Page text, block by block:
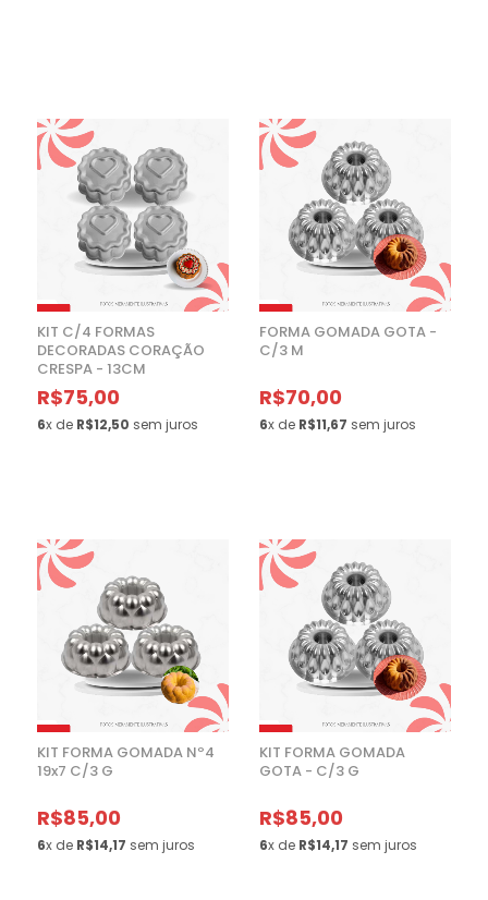
KIT C/4 FORMAS
DECORADAS CORAÇÃO
CRESPA - 13CM
R$75,00
6x de R$12,50 sem juros
FORMA GOMADA GOTA -
C/3 M
R$70,00
6x de R$11,67 sem juros
KIT FORMA GOMADA Nº4
19x7 C/3 G
R$85,00
6x de R$14,17 sem juros
KIT FORMA GOMADA
GOTA - C/3 G
R$85,00
6x de R$14,17 sem juros